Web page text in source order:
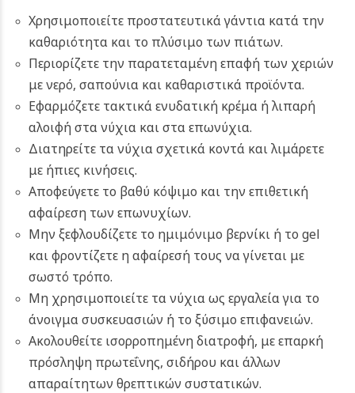
Χρησιμοποιείτε προστατευτικά γάντια κατά την
καθαριότητα και το πλύσιμο των πιάτων.
Περιορίζετε την παρατεταμένη επαφή των χεριών
με νερό, σαπούνια και καθαριστικά προϊόντα.
Εφαρμόζετε τακτικά ενυδατική κρέμα ή λιπαρή
αλοιφή στα νύχια και στα επωνύχια.
Διατηρείτε τα νύχια σχετικά κοντά και λιμάρετε
με ήπιες κινήσεις.
Αποφεύγετε το βαθύ κόψιμο και την επιθετική
αφαίρεση των επωνυχίων.
Μην ξεφλουδίζετε το ημιμόνιμο βερνίκι ή το gel
και φροντίζετε η αφαίρεσή τους να γίνεται με
σωστό τρόπο.
Μη χρησιμοποιείτε τα νύχια ως εργαλεία για το
άνοιγμα συσκευασιών ή το ξύσιμο επιφανειών.
Ακολουθείτε ισορροπημένη διατροφή, με επαρκή
πρόσληψη πρωτεΐνης, σιδήρου και άλλων
απαραίτητων θρεπτικών συστατικών.